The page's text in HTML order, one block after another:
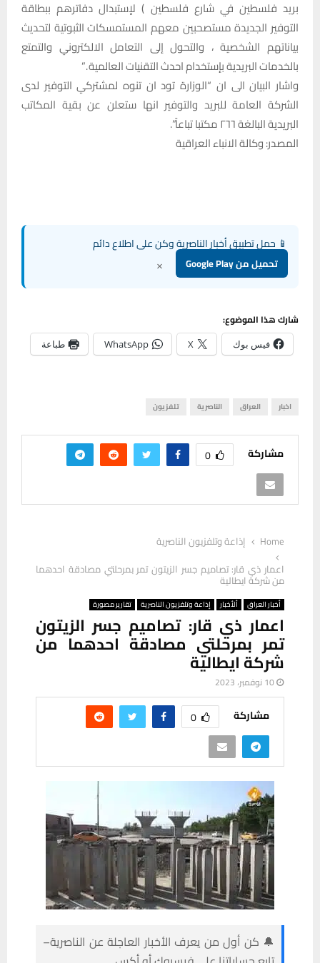
بريد فلسطين في شارع فلسطين ) لإستبدال دفاترهم ببطاقة
التوفير الجديدة مستصحبين معهم المستمسكات الثبوتية لتحديث
بياناتهم الشخصية ، والتحول إلى التعامل الالكتروني والتمتع
بالخدمات البريدية بإستخدام احدث التقنيات العالمية .”
واشار البيان الى ان “الوزارة تود ان تنوه لمشتركي التوفير لدى
الشركة العامة للبريد والتوفير انها ستعلن عن بقية المكاتب
البريدية البالغة ٢٦٦ مكتبا تباعاً”.
المصدر: وكالة الانباء العراقية
📱 حمل تطبيق أخبار الناصرية وكن على اطلاع دائم
تحميل من Google Play ×
شارك هذا الموضوع:
فيس بوك X
WhatsApp طباعة
اخبار العراق الناصرية تلفزيون
مشاركة 0
Home
إذاعة وتلفزيون الناصرية
اعمار ذي قار: تصاميم جسر الزيتون تمر بمرحلتي مصادقة احدهما
من شركة ايطالية
أخبار العراق ألأخبار إذاعة وتلفزيون الناصرية تقارير مصورة
اعمار ذي قار: تصاميم جسر الزيتون
تمر بمرحلتي مصادقة احدهما من
شركة ايطالية
10 نوفمبر، 2023
مشاركة 0
🔔 كن أول من يعرف الأخبار العاجلة عن الناصرية–